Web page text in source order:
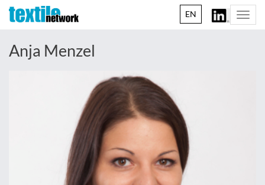
EN
Anja Menzel